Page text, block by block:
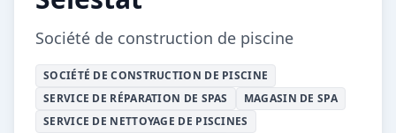
Société de construction de piscine
SOCIÉTÉ DE CONSTRUCTION DE PISCINE
SERVICE DE RÉPARATION DE SPAS
MAGASIN DE SPA
SERVICE DE NETTOYAGE DE PISCINES